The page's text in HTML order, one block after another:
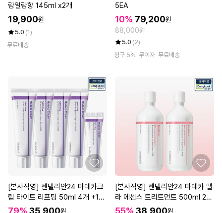
랑일랑향 145ml x2개
19,900원
5.0 (1)
무료배송
5EA
10% 79,200원
88,000원
5.0 (2)
청구 5% 무이자 무료배송
[본사직영] 센텔리안24 마데카크
림 타이트 리프팅 50ml 4개 +15
ml 1개
79% 35,900원
[본사직영] 센텔리안24 마데카 멜
라 에센스 트리트먼트 500ml 2개
(대용량 기미 에센스)
55% 38,900원